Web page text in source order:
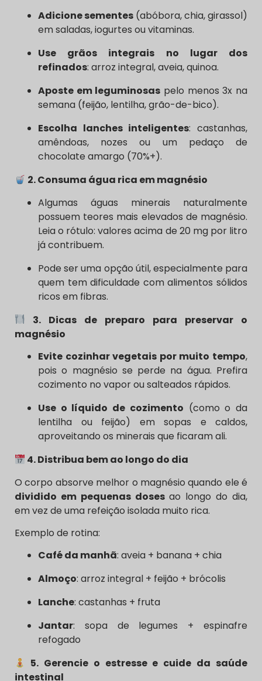
Adicione sementes (abóbora, chia, girassol)
em saladas, iogurtes ou vitaminas.
Use grãos integrais no lugar dos
refinados: arroz integral, aveia, quinoa.
Aposte em leguminosas pelo menos 3x na
semana (feijão, lentilha, grão-de-bico).
Escolha lanches inteligentes: castanhas,
amêndoas, nozes ou um pedaço de
chocolate amargo (70%+).
2. Consuma água rica em magnésio
Algumas águas minerais naturalmente
possuem teores mais elevados de magnésio.
Leia o rótulo: valores acima de 20 mg por litro
já contribuem.
Pode ser uma opção útil, especialmente para
quem tem dificuldade com alimentos sólidos
ricos em fibras.
3. Dicas de preparo para preservar o
magnésio
Evite cozinhar vegetais por muito tempo,
pois o magnésio se perde na água. Prefira
cozimento no vapor ou salteados rápidos.
Use o líquido de cozimento (como o da
lentilha ou feijão) em sopas e caldos,
aproveitando os minerais que ficaram ali.
4. Distribua bem ao longo do dia
O corpo absorve melhor o magnésio quando ele é
dividido em pequenas dosesao longo do dia,
em vez de uma refeição isolada muito rica.
Exemplo de rotina:
Café da manhã: aveia + banana + chia
Almoço: arroz integral + feijão + brócolis
Lanche: castanhas + fruta
Jantar: sopa de legumes + espinafre
refogado
5. Gerencie o estresse e cuide da saúde
intestinal